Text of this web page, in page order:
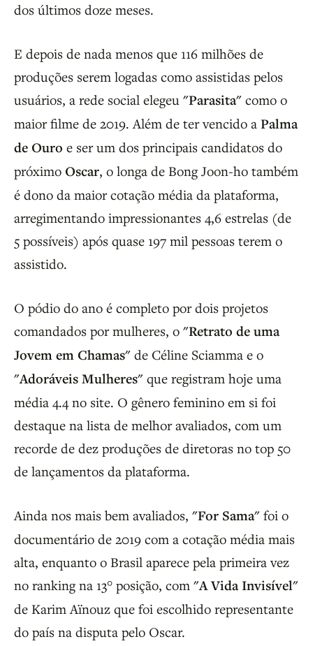
dos últimos doze meses.
E depois de nada menos que 116 milhões de
produções serem logadas como assistidas pelos
usuários, a rede social elegeu "Parasita" como o
maior filme de 2019. Além de ter vencido a Palma
de Ouro e ser um dos principais candidatos do
próximo Oscar, o longa de Bong Joon-ho também
é dono da maior cotação média da plataforma,
arregimentando impressionantes 4,6 estrelas (de
5 possíveis) após quase 197 mil pessoas terem o
assistido.
O pódio do ano é completo por dois projetos
comandados por mulheres, o "Retrato de uma
Jovem em Chamas" de Céline Sciamma e o
"Adoráveis Mulheres" que registram hoje uma
média 4.4 no site. O gênero feminino em si foi
destaque na lista de melhor avaliados, com um
recorde de dez produções de diretoras no top 50
de lançamentos da plataforma.
Ainda nos mais bem avaliados, "For Sama" foi o
documentário de 2019 com a cotação média mais
alta, enquanto o Brasil aparece pela primeira vez
no ranking na 13° posição, com "A Vida Invisível"
de Karim Aïnouz que foi escolhido representante
do país na disputa pelo Oscar.